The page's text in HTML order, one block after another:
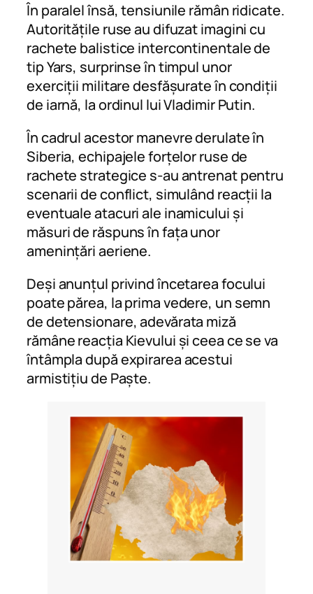
În paralel însă, tensiunile rămân ridicate.
Autoritățile ruse au difuzat imagini cu
rachete balistice intercontinentale de
tip Yars, surprinse în timpul unor
exerciții militare desfășurate în condiții
de iarnă, la ordinul lui Vladimir Putin.
În cadrul acestor manevre derulate în
Siberia, echipajele forțelor ruse de
rachete strategice s-au antrenat pentru
scenarii de conflict, simulând reacții la
eventuale atacuri ale inamicului și
măsuri de răspuns în fața unor
amenințări aeriene.
Deși anunțul privind încetarea focului
poate părea, la prima vedere, un semn
de detensionare, adevărata miză
rămâne reacția Kievului și ceea ce se va
întâmpla după expirarea acestui
armistițiu de Paște.